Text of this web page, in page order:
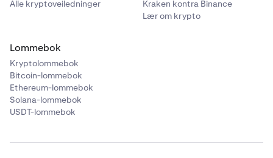
Alle kryptoveiledninger
Kraken kontra Binance
Lær om krypto
Lommebok
Kryptolommebok
Bitcoin-lommebok
Ethereum-lommebok
Solana-lommebok
USDT-lommebok